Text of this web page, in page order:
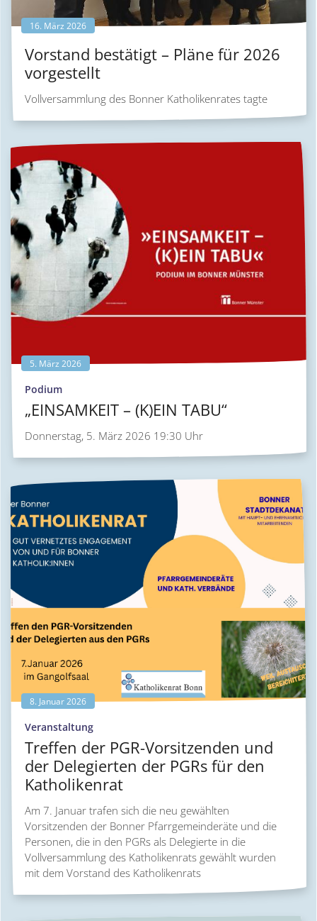
Vorstand bestätigt – Pläne für 2026
vorgestellt
16. März 2026
Vollversammlung des Bonner Katholikenrates tagte
Podium:
„EINSAMKEIT – (K)EIN TABU“
5. März 2026
Donnerstag, 5. März 2026 19:30 Uhr
Veranstaltung:
Treffen der PGR-Vorsitzenden und
der Delegierten der PGRs für den
Katholikenrat
8. Januar 2026
Am 7. Januar trafen sich die neu gewählten
Vorsitzenden der Bonner Pfarrgemeinderäte und die
Personen, die in den PGRs als Delegierte in die
Vollversammlung des Katholikenrats gewählt wurden
mit dem Vorstand des Katholikenrats